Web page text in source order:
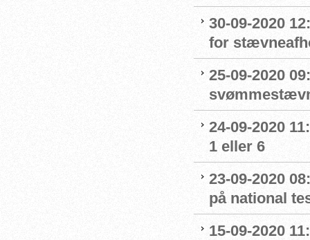
30-09-2020
for
25-09-2020
24-09-2020
1 eller 6
23-09-2020
på national
15-09-2020